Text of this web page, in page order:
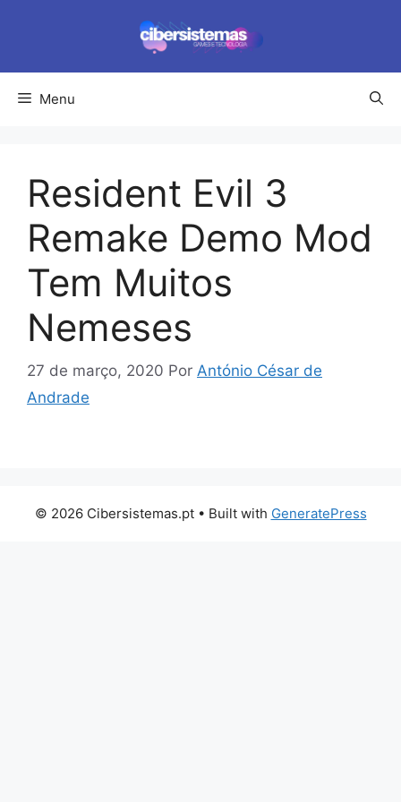
conteúdo
Menu
Resident Evil 3
Remake Demo Mod
Tem Muitos
Nemeses
27 de março, 2020 Por António César de
Andrade
© 2026 Cibersistemas.pt• Built with GeneratePress